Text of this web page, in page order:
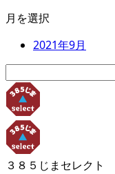
月を選択
2021年9月
索:
３８５じまセレクト